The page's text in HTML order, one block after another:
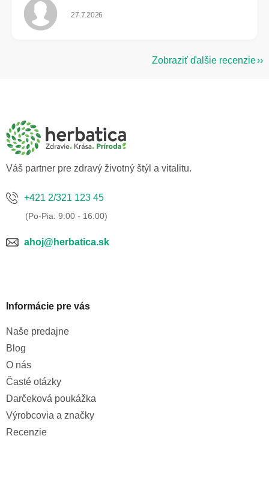
Hodnotenie obchodu je 5 z 5 hviezdičiek.
27.7.2026
Zobraziť ďalšie recenzie
Váš partner pre zdravý životný štýl a vitalitu.
+421 2/321 123 45
ahoj@herbatica.sk
Informácie pre vás
Naše predajne
Blog
O nás
Časté otázky
Darčeková poukážka
Výrobcovia a značky
Recenzie